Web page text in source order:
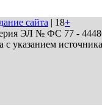
сайта | 18+
ЭЛ № ФС 77 - 44486
с указанием